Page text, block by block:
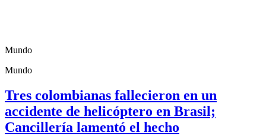
Mundo
Mundo
Tres colombianas fallecieron en un
accidente de helicóptero en Brasil;
Cancillería lamentó el hecho